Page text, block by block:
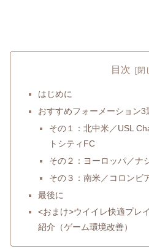
目次
はじめに
おすすめフォーメーション3
その１：北中米／USL
トシティFC
その２：ヨーロッパ／ナ
その３：南米／コロンビ
最後に
<おまけ>ウイイレ快適プレ
紹介（ゲーム環境改善）